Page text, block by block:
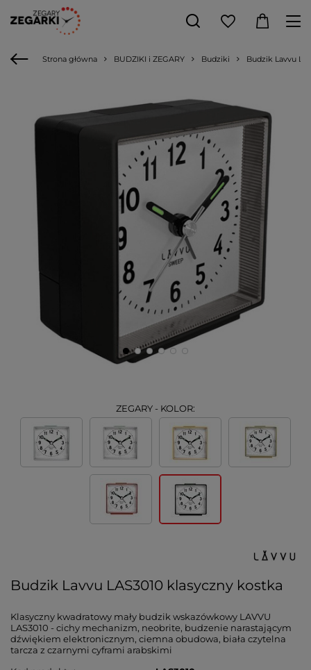
Strona główna BUDZIKI i ZEGARY Budziki Budzik Lavvu
ZEGARY - KOLOR:
Budzik Lavvu LAS3010 klasyczny kostka
Klasyczny kwadratowy mały budzik wskazówkowy LAVVU
LAS3010 - cichy mechanizm, neobrite, budzenie narastającym
dźwiękiem elektronicznym, ciemna obudowa, biała czytelna
tarcza z czarnymi cyframi arabskimi